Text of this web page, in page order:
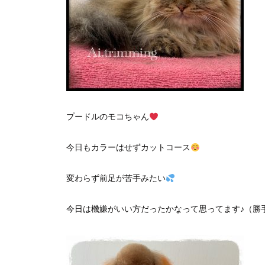
プードルのモコちゃん
今日もカラーはせずカットコース
変わらず前足が苦手みたい
今日は機嫌がいい方だったかなって思ってます♪（勝